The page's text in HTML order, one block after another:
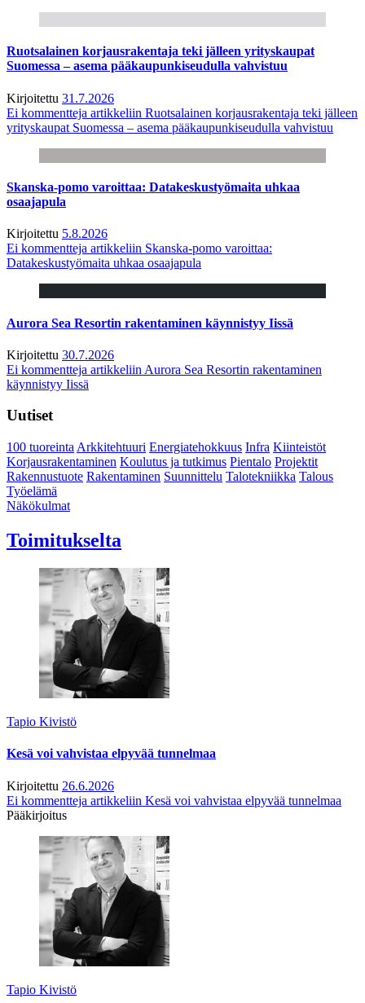
Ruotsalainen korjausrakentaja teki jälleen yrityskaupat
Suomessa – asema pääkaupunkiseudulla vahvistuu
Kirjoitettu 31.7.2026
Ei kommentteja artikkeliin Ruotsalainen korjausrakentaja teki jälleen
yrityskaupat Suomessa – asema pääkaupunkiseudulla vahvistuu
Skanska-pomo varoittaa: Datakeskustyömaita uhkaa
osaajapula
Kirjoitettu 5.8.2026
Ei kommentteja artikkeliin Skanska-pomo varoittaa:
Datakeskustyömaita uhkaa osaajapula
Aurora Sea Resortin rakentaminen käynnistyy Iissä
Kirjoitettu 30.7.2026
Ei kommentteja artikkeliin Aurora Sea Resortin rakentaminen
käynnistyy Iissä
Uutiset
100 tuoreinta Arkkitehtuuri Energiatehokkuus Infra Kiinteistöt
Korjausrakentaminen Koulutus ja tutkimus Pientalo Projektit
Rakennustuote Rakentaminen Suunnittelu Talotekniikka Talous
Työelämä
Näkökulmat
Toimitukselta
Tapio Kivistö
Kesä voi vahvistaa elpyvää tunnelmaa
Kirjoitettu 26.6.2026
Ei kommentteja artikkeliin Kesä voi vahvistaa elpyvää tunnelmaa
Pääkirjoitus
Tapio Kivistö